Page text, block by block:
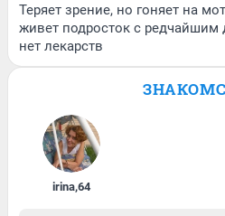
Теряет зрение, но гоняет на
живет подросток с редчайшим
нет лекарств
irina,64